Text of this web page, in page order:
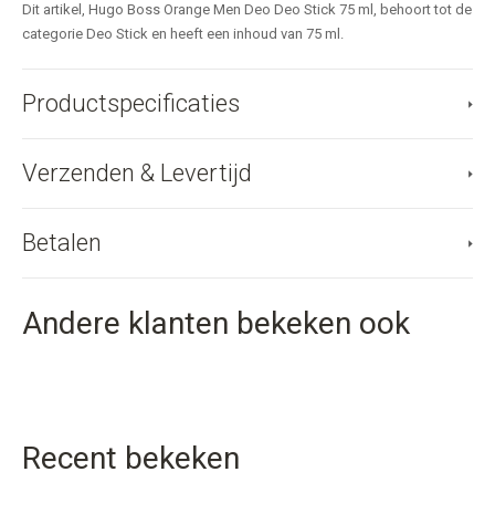
Dit artikel, Hugo Boss Orange Men Deo Deo Stick 75 ml, behoort tot de
categorie Deo Stick en heeft een inhoud van 75 ml.
Productspecificaties
Verzenden & Levertijd
Betalen
Andere klanten bekeken ook
Recent bekeken